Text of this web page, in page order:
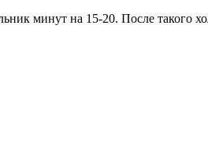
минут на 15-20. После такого